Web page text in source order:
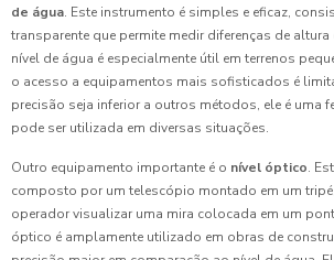
de água. Este instrumento é simples e eficaz,
transparente que permite medir diferenças de
nível de água é especialmente útil em terrenos
o acesso a equipamentos mais sofisticados é
precisão seja inferior a outros métodos, ele é uma
pode ser utilizada em diversas situações.
Outro equipamento importante é o nível óptico.
composto por um telescópio montado em um
operador visualizar uma mira colocada em um
óptico é amplamente utilizado em obras de